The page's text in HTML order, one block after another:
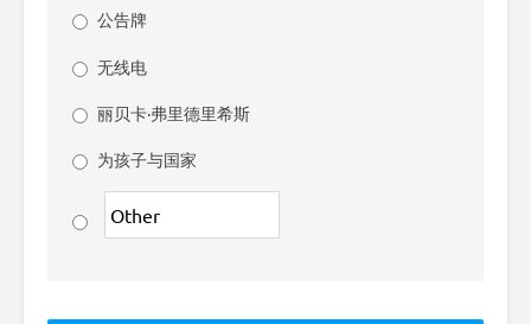
公告牌
无线电
丽贝卡·弗里德里希斯
为孩子与国家